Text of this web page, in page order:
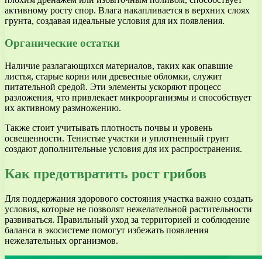
активному росту спор. Влага накапливается в верхних слоях
грунта, создавая идеальные условия для их появления.
Органические остатки
Наличие разлагающихся материалов, таких как опавшие
листья, старые корни или древесные обломки, служит
питательной средой. Эти элементы ускоряют процесс
разложения, что привлекает микроорганизмы и способствует
их активному размножению.
Также стоит учитывать плотность почвы и уровень
освещенности. Тенистые участки и уплотненный грунт
создают дополнительные условия для их распространения.
Как предотвратить рост грибов
Для поддержания здорового состояния участка важно создать
условия, которые не позволят нежелательной растительности
развиваться. Правильный уход за территорией и соблюдение
баланса в экосистеме помогут избежать появления
нежелательных организмов.